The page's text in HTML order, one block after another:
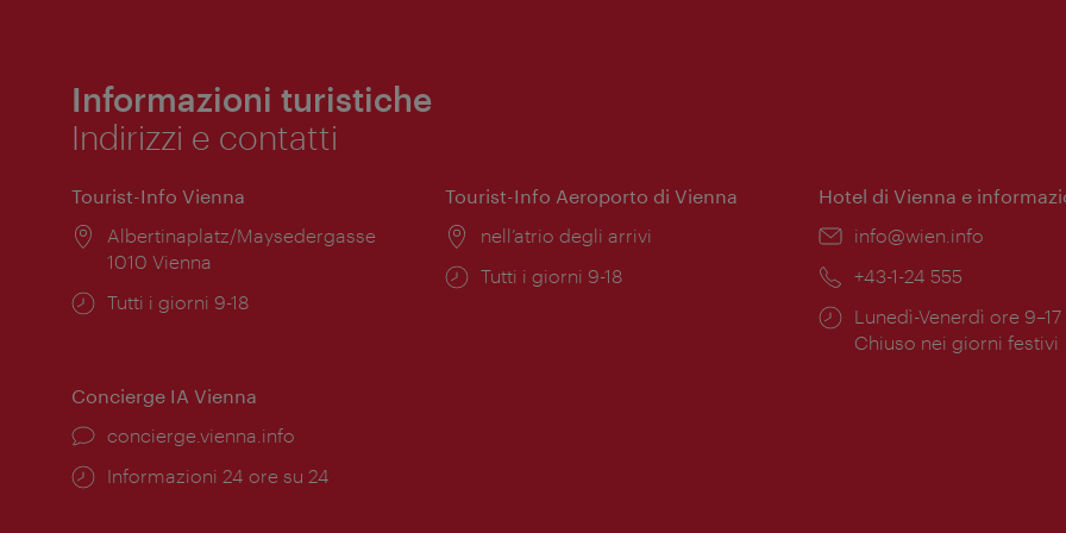
Informazioni turistiche
Indirizzi e contatti
Tourist-Info Vienna
Posizione:
Albertinaplatz/Maysedergasse
1010 Vienna
Orari
Tutti i giorni 9-18
Tourist-Info Aeroporto di Vienna
Posizione:
nell’atrio degli arrivi
Orari
Tutti i giorni 9-18
Hotel di Vienna e
Email:
info@wien.info
Telefono:
+43-1-24 555
Orari
di
Lunedì-Venerdì ore 9–17
Chiuso nei giorni festivi
Concierge IA Vienna
Ort:
concierge.vienna.info
Öffnungszeiten:
Informazioni 24 ore su 24